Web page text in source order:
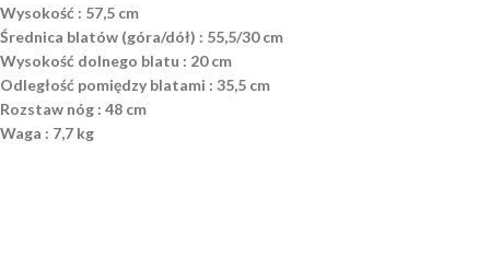
Wysokość : 57,5 cm
Średnica blatów (góra/dół) : 55,5/30 cm
Wysokość dolnego blatu : 20 cm
Odległość pomiędzy blatami : 35,5 cm
Rozstaw nóg : 48 cm
Waga : 7,7 kg